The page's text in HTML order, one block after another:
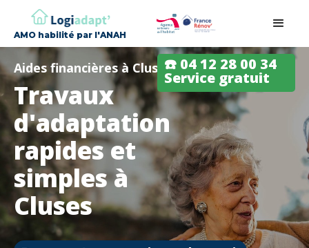
AMO habilité par l'ANAH
☎️ 04 12 28 00 34
Service gratuit
Aides financières à Cluses
Travaux
d'adaptation
rapides et
simples à
Cluses